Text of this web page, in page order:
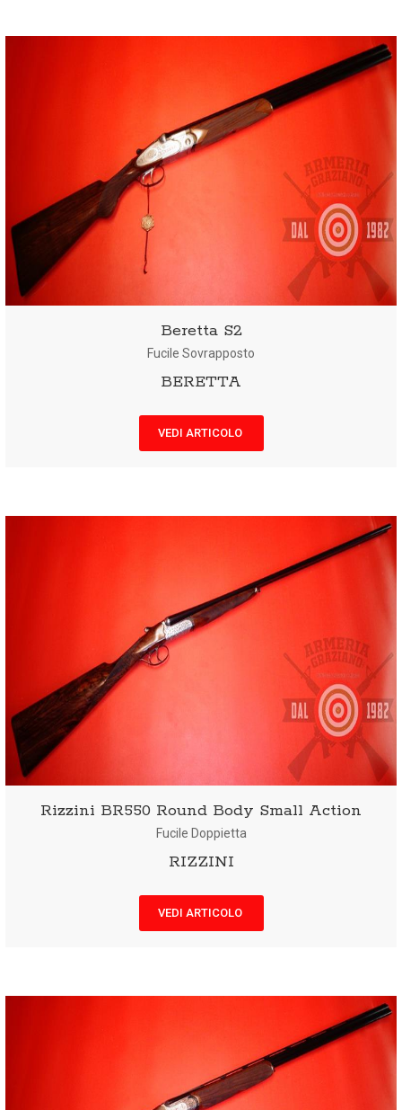
Beretta S2
Fucile Sovrapposto
BERETTA
VEDI ARTICOLO
Rizzini BR550 Round Body Small Action
Fucile Doppietta
RIZZINI
VEDI ARTICOLO